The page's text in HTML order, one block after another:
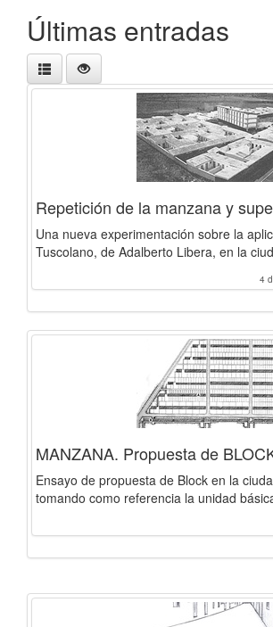
Últimas entradas
Repetición de la manzana y
Una nueva experimentación sobre la
Tuscolano, de Adalberto Libera, en la
4
MANZANA. Propuesta de
Ensayo de propuesta de Block en la
tomando como referencia la unidad